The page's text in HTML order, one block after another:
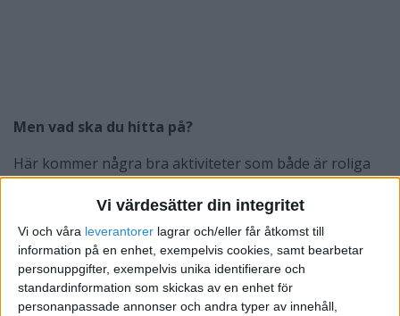
Vi värdesätter din integritet
Vi och våra leverantorer lagrar och/eller får åtkomst till
information på en enhet, exempelvis cookies, samt bearbetar
personuppgifter, exempelvis unika identifierare och
standardinformation som skickas av en enhet för
personanpassade annonser och andra typer av innehåll,
Men vad ska du hitta på?
Här kommer några bra aktiviteter som både är roliga
Talangjakt
I alla grupper finns oanade talanger. Jag är säker på att
du inte vet hälften av alla kunskaper dina medarbetare
har. Ta fram dem, och vem vet, kanske kommer det